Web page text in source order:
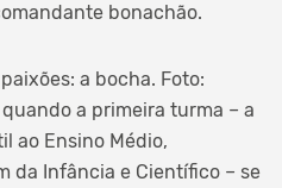
bonachão.
a bocha. Foto:
a primeira turma – a
ao Ensino Médio,
da Infância e Científico – se